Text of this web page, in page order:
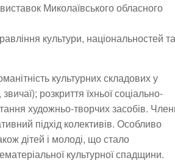
Миколаївського обласного
культури, національностей та
культурних складових у
розкриття їхньої соціально-
художньо-творчих засобів.
підхід колективів. Особливо
дітей і молоді, що стало
культурної спадщини.